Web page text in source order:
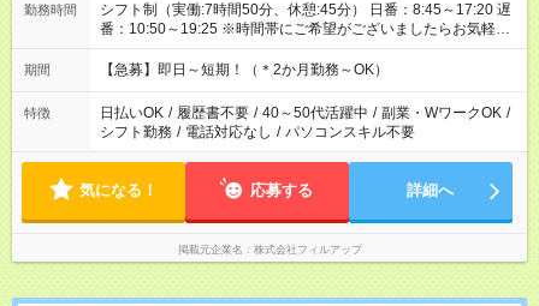
勤務時間
シフト制（実働:7時間50分、休憩:45分） 日番：8:45～17:20 遅
番：10:50～19:25 ※時間帯にご希望がございましたらお気軽に
ご相談ください。
期間 【急募】即日～短期！（＊2か月勤務～OK）
特徴 日払いOK / 履歴書不要 / 40～50代活躍中 / 副業・WワークOK /
シフト勤務 / 電話対応なし / パソコンスキル不要
気になる！ 応募する 詳細へ
掲載元企業名 株式会社フィルアップ